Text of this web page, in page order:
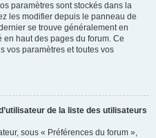
paramètres sont stockés dans la
les modifier depuis le panneau de
se trouve généralement en
en haut des pages du forum. Ce
vos paramètres et toutes vos
de la liste des utilisateurs
sous « Préférences du forum »,